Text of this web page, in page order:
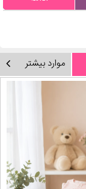
موارد بیشتر